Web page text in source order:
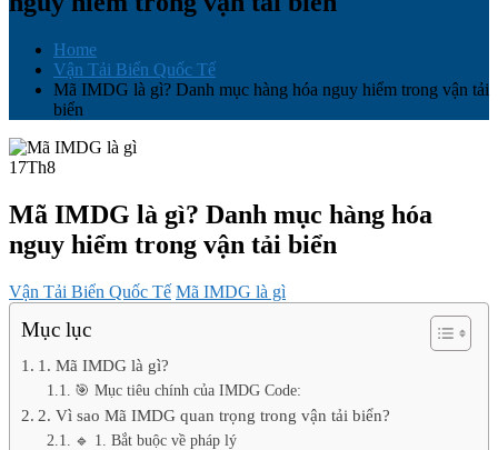
Home
Vận Tải Biển Quốc Tế
Mã IMDG là gì? Danh mục hàng hóa nguy hiểm trong vận tải
biển
17Th8
Mã IMDG là gì? Danh mục hàng hóa
nguy hiểm trong vận tải biển
Vận Tải Biển Quốc Tế Mã IMDG là gì
Mục lục
1. Mã IMDG là gì?
🎯 Mục tiêu chính của IMDG Code:
2. Vì sao Mã IMDG quan trọng trong vận tải biển?
🔹 1. Bắt buộc về pháp lý